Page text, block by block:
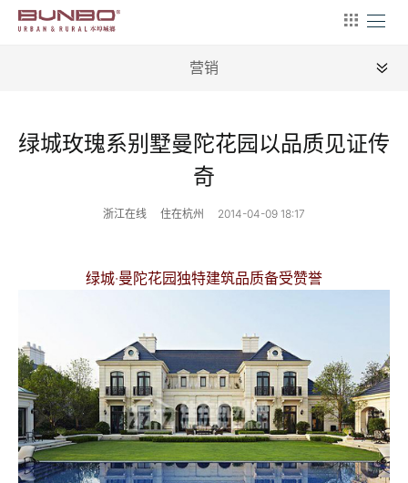
营销
新闻
地理
产业
营销
文案
绿城玫瑰系别墅曼陀花园以品质见证传
奇
浙江在线 住在杭州 2014-04-09 18:17
绿城·曼陀花园独特建筑品质备受赞誉